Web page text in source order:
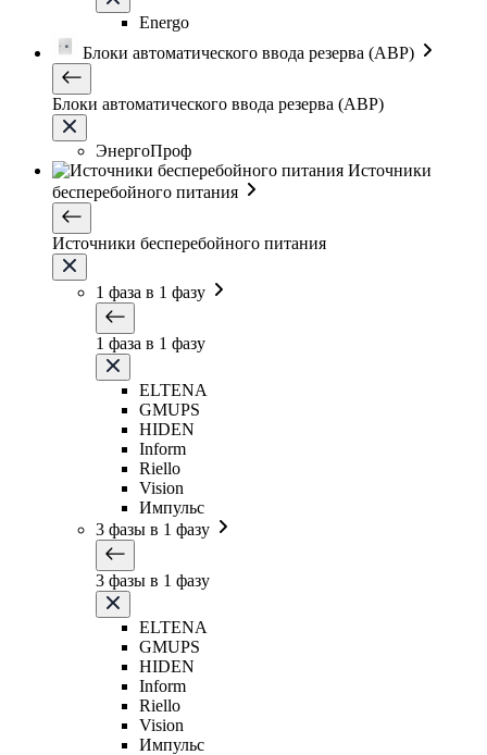
Energo
Блоки автоматического ввода резерва (АВР)
Блоки автоматического ввода резерва (АВР)
ЭнергоПроф
Источники
бесперебойного питания
Источники бесперебойного питания
1 фаза в 1 фазу
1 фаза в 1 фазу
ELTENA
GMUPS
HIDEN
Inform
Riello
Vision
Импульс
3 фазы в 1 фазу
3 фазы в 1 фазу
ELTENA
GMUPS
HIDEN
Inform
Riello
Vision
Импульс